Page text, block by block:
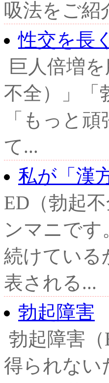
吸法をご紹
性交を長
巨人倍増
不全）」「
「もっと
て...
私が「漢
ED（勃起
ンマニです
続けている
表される...
勃起障害
勃起障害
得られない